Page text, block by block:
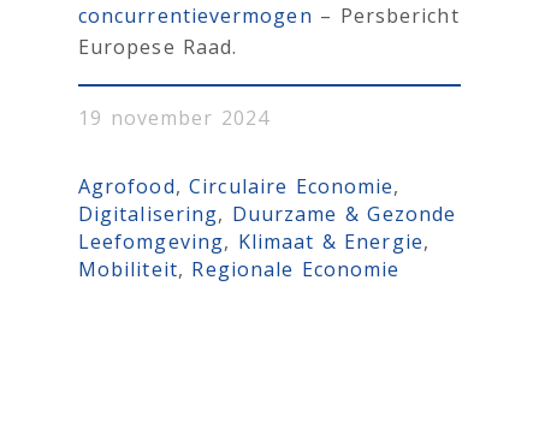
concurrentie­vermogen – Persbericht
Europese Raad.
19 november 2024
Agrofood, Circulaire Economie
Digitalisering, Duurzame & Gezonde
Leefomgeving, Klimaat & Energie
Mobiliteit, Regionale Economie